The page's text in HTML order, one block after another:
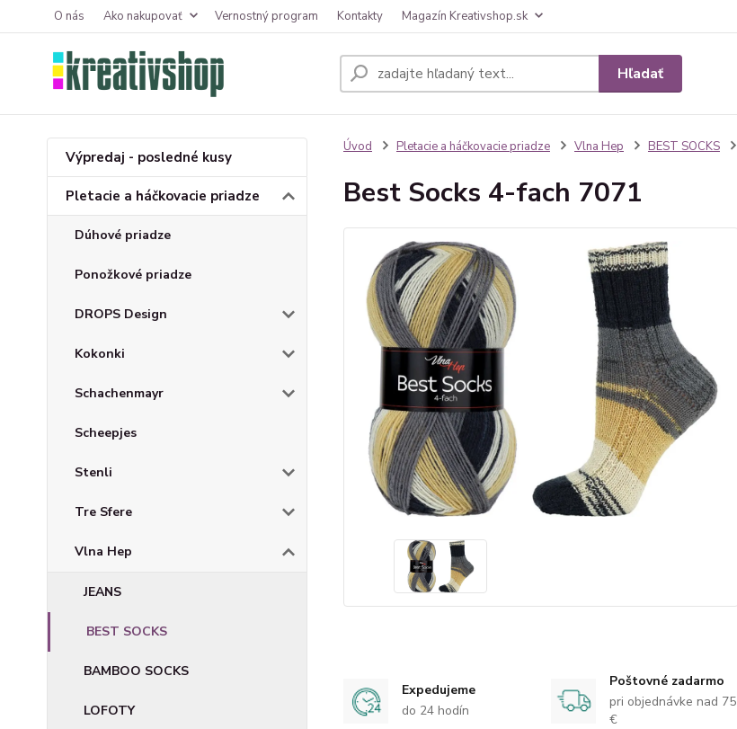
O nás Ako nakupovať Vernostný program Kontakty Magazín Kreativshop.sk
Hľadať
Výpredaj - posledné kusy
Pletacie a háčkovacie priadze
Dúhové priadze
Ponožkové priadze
DROPS Design
Kokonki
Schachenmayr
Scheepjes
Stenli
Tre Sfere
Vlna Hep
JEANS
BEST SOCKS
BAMBOO SOCKS
LOFOTY
Úvod Pletacie a háčkovacie priadze Vlna Hep BEST SOCKS
Best Socks 4-fach 7071
Expedujeme
do 24 hodín
Poštovné zadarmo
pri objednávke nad 75
€